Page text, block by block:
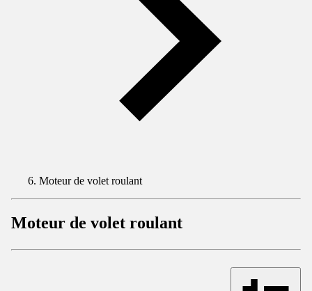
Moteur de volet roulant
Moteur de volet roulant